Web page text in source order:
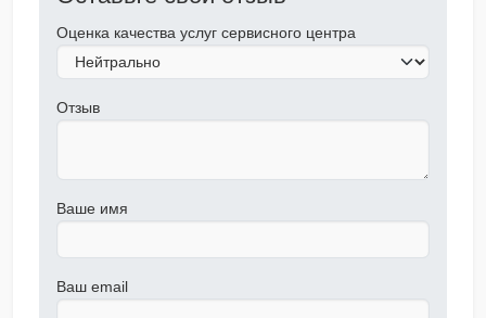
Оценка качества услуг сервисного центра
Отзыв
Ваше имя
Ваш email